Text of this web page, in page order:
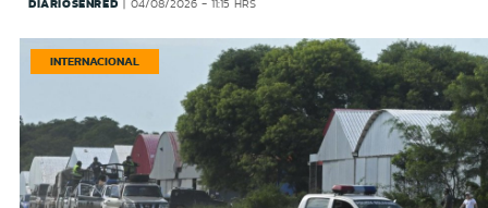
04/08/2026 - 11:15 HRS
INTERNACIONAL